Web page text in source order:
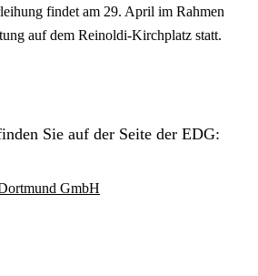
findet am 29. April im Rahmen
auf dem Reinoldi-Kirchplatz statt.
Sie auf der Seite der EDG:
GmbH